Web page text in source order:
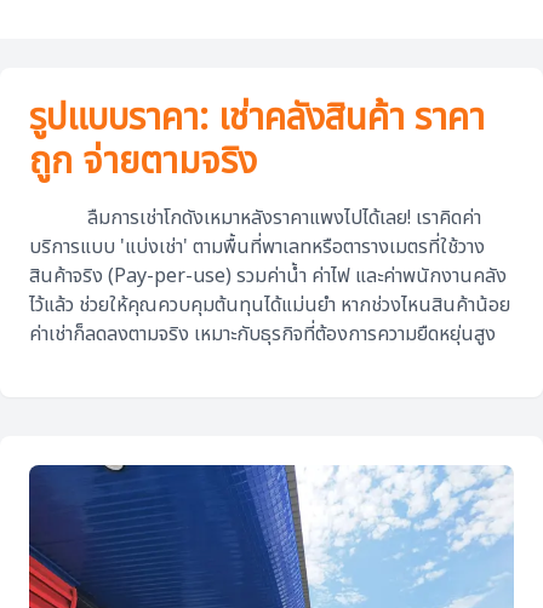
รูปแบบราคา: เช่าคลังสินค้า ราคา
ถูก จ่ายตามจริง
ลืมการเช่าโกดังเหมาหลังราคาแพงไปได้เลย! เราคิดค่า
บริการแบบ 'แบ่งเช่า' ตามพื้นที่พาเลทหรือตารางเมตรที่ใช้วาง
สินค้าจริง (Pay-per-use) รวมค่าน้ำ ค่าไฟ และค่าพนักงานคลัง
ไว้แล้ว ช่วยให้คุณควบคุมต้นทุนได้แม่นยำ หากช่วงไหนสินค้าน้อย
ค่าเช่าก็ลดลงตามจริง เหมาะกับธุรกิจที่ต้องการความยืดหยุ่นสูง